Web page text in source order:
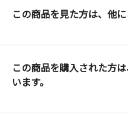
この商品を見た方は、他
この商品を購入された方
います。